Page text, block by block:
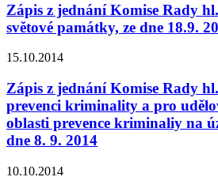
Zápis z jednání Komise Rady
světové památky, ze dne 18.9.
15.10.2014
Zápis z jednání Komise Rady
prevenci kriminality a pro
oblasti prevence kriminaliy na
dne 8. 9. 2014
10.10.2014